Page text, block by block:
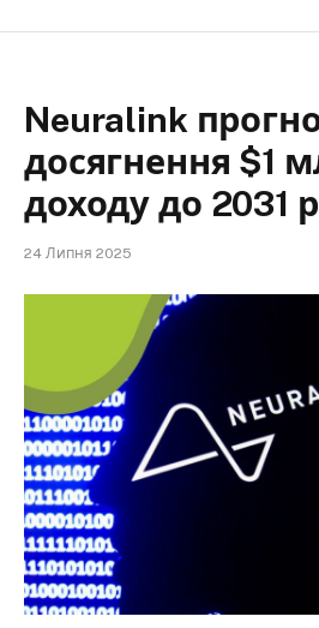
Neuralink
досягнення $1
доходу до 2031
24 Липня 2025